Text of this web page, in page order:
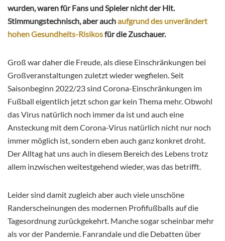
wurden, waren für Fans und Spieler nicht der Hit.
Stimmungstechnisch, aber auchaufgrund des unverändert
hohen Gesundheits-Risikosfür die Zuschauer.
Groß war daher die Freude, als diese Einschränkungen bei
Großveranstaltungen zuletzt wieder wegfielen. Seit
Saisonbeginn 2022/23 sind Corona-Einschränkungen im
Fußball eigentlich jetzt schon gar kein Thema mehr. Obwohl
das Virus natürlich noch immer da ist und auch eine
Ansteckung mit dem Corona-Virus natürlich nicht nur noch
immer möglich ist, sondern eben auch ganz konkret droht.
Der Alltag hat uns auch in diesem Bereich des Lebens trotz
allem inzwischen weitestgehend wieder, was das betrifft.
Leider sind damit zugleich aber auch viele unschöne
Randerscheinungen des modernen Profifußballs auf die
Tagesordnung zurückgekehrt. Manche sogar scheinbar mehr
als vor der Pandemie. Fanrandale und die Debatten über